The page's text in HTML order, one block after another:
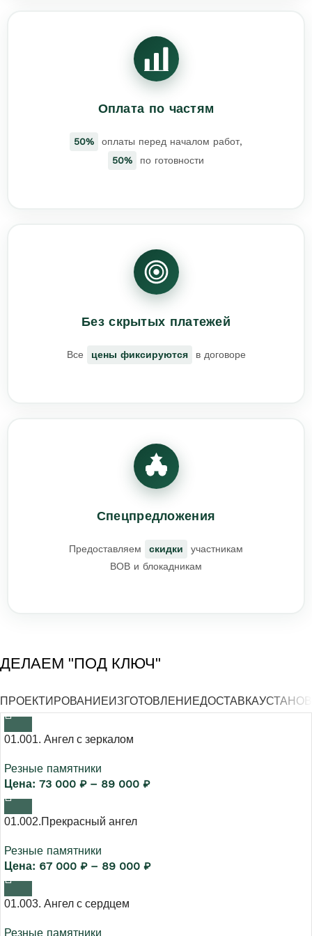
Оплата по частям
50%
оплаты перед началом работ,
50%
по готовности
Без скрытых платежей
Все цены фиксируются в договоре
Спецпредложения
Предоставляем скидки
участникам
ВОВ и блокадникам
ДЕЛАЕМ "ПОД КЛЮЧ"
ПРОЕКТИРОВАНИЕИЗГОТОВЛЕНИЕДОСТАВКА
01.001. Ангел с зеркалом
Резные памятники
73 000 ₽ – 89 000 ₽
01.002.Прекрасный ангел
Резные памятники
67 000 ₽ – 89 000 ₽
01.003. Ангел с сердцем
Резные памятники